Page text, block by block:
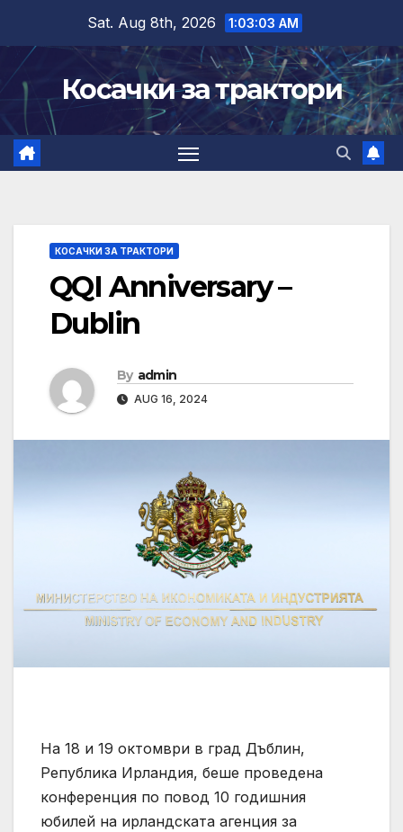
content
Sat. Aug 8th, 2026 1:03:04 AM
Косачки за трактори
КОСАЧКИ ЗА ТРАКТОРИ
QQI Anniversary –
Dublin
By admin
AUG 16, 2024
На 18 и 19 октомври в град Дъблин,
Република Ирландия, беше проведена
конференция по повод 10 годишния
юбилей на ирландската агенция за